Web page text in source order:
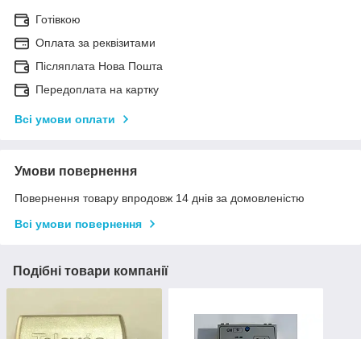
Готівкою
Оплата за реквізитами
Післяплата Нова Пошта
Передоплата на картку
Всі умови оплати
Умови повернення
Повернення товару впродовж 14 днів за домовленістю
Всі умови повернення
Подібні товари компанії